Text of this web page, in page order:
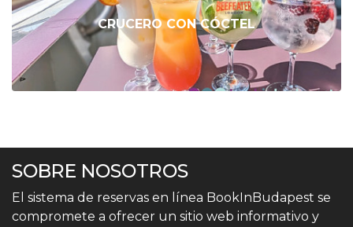
CRUCERO CON CÓCTEL
SOBRE NOSOTROS
El sistema de reservas en línea BookInBudapest se
compromete a ofrecer un sitio web informativo y